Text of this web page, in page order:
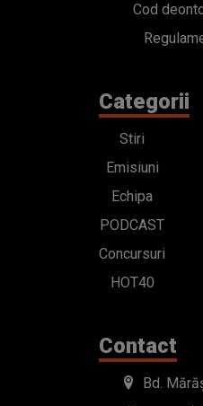
Cod
Categorii
Stiri
Emisiuni
Echipa
PODCAST
Concursuri
HOT40
Contact
Bd.